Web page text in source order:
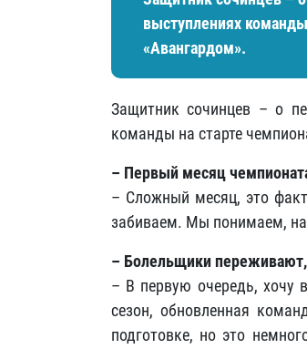
выступлениях
«Авангардом».
Защитник сочинцев – о
команды на старте
– Первый месяц
– Сложный месяц, это
забиваем. Мы понимаем,
– Болельщики
– В первую очередь, хочу
сезон, обновленная
подготовке, но это